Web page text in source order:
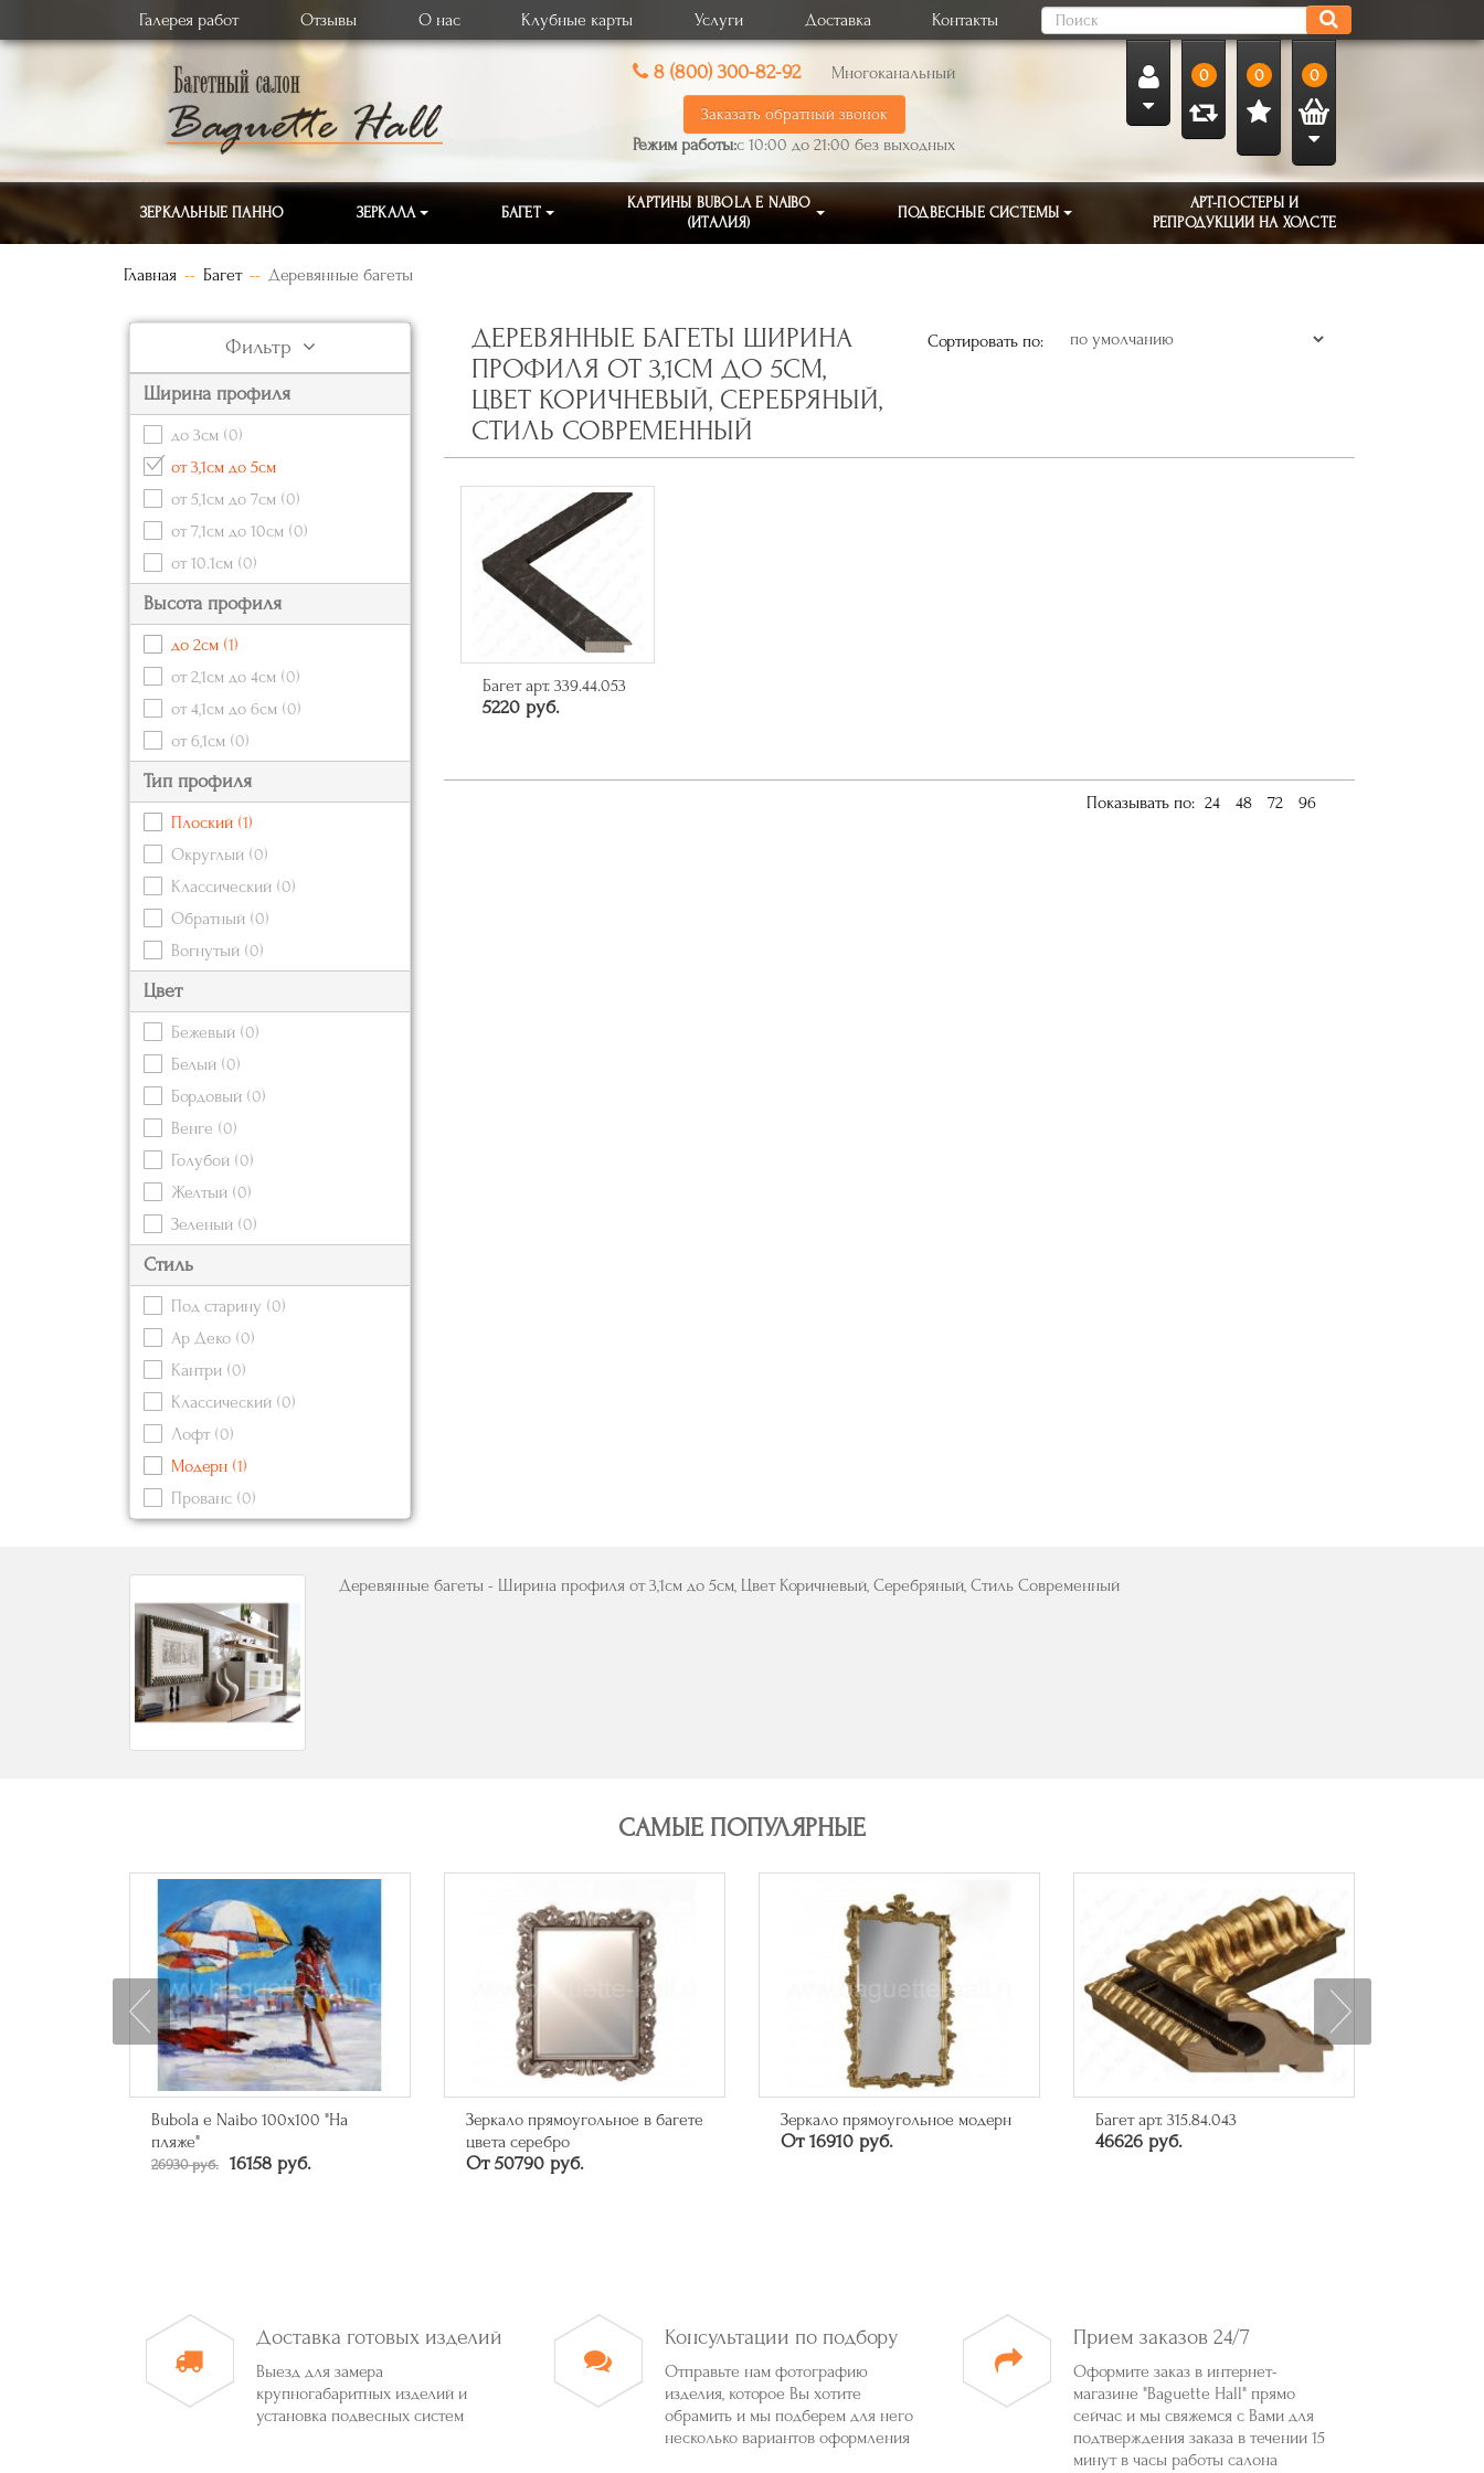
Галерея работ Отзывы О нас Клубные карты Услуги Доставка Контакты
8 (800) 300-82-92 Многоканальный
Заказать обратный звонок
Режим работы:с 10:00 до 21:00 без выходных
0 0 0
ЗЕРКАЛЬНЫЕ ПАННО ЗЕРКАЛА БАГЕТ
КАРТИНЫ BUBOLA E NAIBO
(ИТАЛИЯ)
ПОДВЕСНЫЕ СИСТЕМЫ
АРТ-ПОСТЕРЫ И
РЕПРОДУКЦИИ НА ХОЛСТЕ
Главная Багет Деревянные багеты
Фильтр
Ширина профиля
до 3см (0)
от 3,1см до 5см
от 5,1см до 7см (0)
от 7,1см до 10см (0)
от 10.1см (0)
Высота профиля
до 2см (1)
от 2,1см до 4см (0)
от 4,1см до 6см (0)
от 6,1см (0)
Тип профиля
Плоский (1)
Округлый (0)
Классический (0)
Обратный (0)
Вогнутый (0)
Цвет
Бежевый (0)
Белый (0)
Бордовый (0)
Венге (0)
Голубой (0)
Желтый (0)
Зеленый (0)
Коричневый
Красный
(0)
Кремовый
Оранжевый
Серебряный
Серый
Синий
Стиль
Под старину (0)
Ар Деко (0)
Кантри (0)
Классический (0)
Лофт (0)
Модерн (1)
Прованс (0)
Современный
ДЕРЕВЯННЫЕ БАГЕТЫ ШИРИНА
ПРОФИЛЯ ОТ 3,1СМ ДО 5СМ,
ЦВЕТ КОРИЧНЕВЫЙ, СЕРЕБРЯНЫЙ,
СТИЛЬ СОВРЕМЕННЫЙ
Сортировать по:
Багет арт. 339.44.053
5220 руб.
Показывать по: 24 48 72 96
Деревянные багеты - Ширина профиля от 3,1см до 5см, Цвет Коричневый, Серебряный, Стиль Современный
САМЫЕ ПОПУЛЯРНЫЕ
Зеркало прямоугольное в багете
цвета серебро
От 50790 руб.
Зеркало прямоугольное модерн
От 16910 руб.
Багет арт. 315.84.043
46626 руб.
Багет арт. A-B110451
10285 руб.
Доставка готовых изделий
Выезд для замера
крупногабаритных изделий и
установка подвесных систем
Консультации по подбору
Отправьте нам фотографию
изделия, которое Вы хотите
обрамить и мы подберем для него
несколько вариантов оформления
Прием заказов 24/7
Оформите заказ в интернет-
магазине "Baguette Hall" прямо
сейчас и мы свяжемся с Вами для
подтверждения заказа в течении 15
минут в часы работы салона